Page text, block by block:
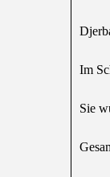
Im
Sie